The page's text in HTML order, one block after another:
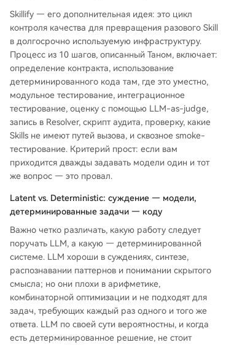
Skillify — его дополнительная идея: это цикл
контроля качества для превращения разового Skill
в долгосрочно используемую инфраструктуру.
Процесс из 10 шагов, описанный Таном, включает:
определение контракта, использование
детерминированного кода там, где это уместно,
модульное тестирование, интеграционное
тестирование, оценку с помощью LLM-as-judge,
запись в Resolver, скрипт аудита, проверку, какие
Skills не имеют путей вызова, и сквозное smoke-
тестирование. Критерий прост: если вам
приходится дважды задавать модели один и тот
же вопрос — это провал.
Latent vs. Deterministic: суждение — модели,
детерминированные задачи — коду
Важно четко различать, какую работу следует
поручать LLM, а какую — детерминированной
системе. LLM хороши в суждениях, синтезе,
распознавании паттернов и понимании скрытого
смысла; но они плохи в арифметике,
комбинаторной оптимизации и не подходят для
задач, требующих каждый раз одного и того же
ответа. LLM по своей сути вероятностны, и когда
есть детерминированное решение, не стоит